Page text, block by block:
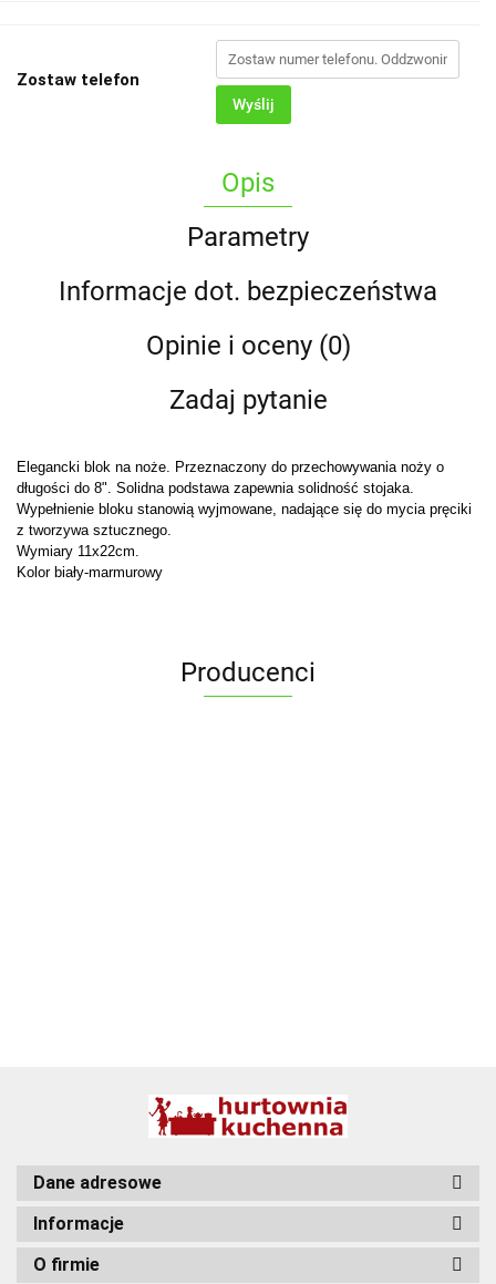
Zostaw telefon
Wyślij
Opis
Parametry
Informacje dot. bezpieczeństwa
Opinie i oceny (0)
Zadaj pytanie
Elegancki blok na noże. Przeznaczony do przechowywania noży o
długości do 8". Solidna podstawa zapewnia solidność stojaka.
Wypełnienie bloku stanowią wyjmowane, nadające się do mycia pręciki
z tworzywa sztucznego.
Wymiary 11x22cm.
Kolor biały-marmurowy
Producenci
Dane adresowe
Informacje
O firmie